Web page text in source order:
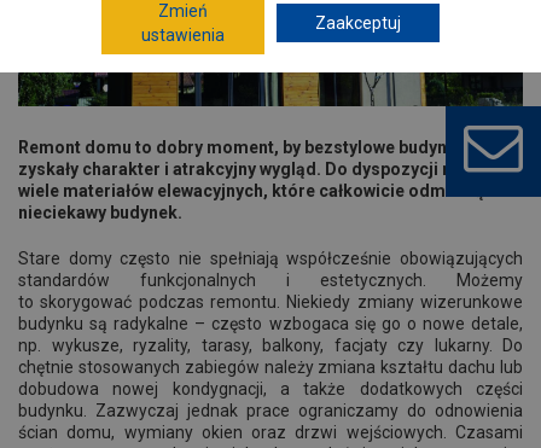
Remont domu to dobry moment, by bezstylowe budynki
zyskały charakter i atrakcyjny wygląd. Do dyspozycji mamy
wiele materiałów elewacyjnych, które całkowicie odmienią
nieciekawy budynek.
Stare domy często nie spełniają współcześnie obowiązujących
standardów funkcjonalnych i estetycznych. Możemy
to skorygować podczas remontu. Niekiedy zmiany wizerunkowe
budynku są radykalne – często wzbogaca się go o nowe detale,
np. wykusze, ryzality, tarasy, balkony, facjaty czy lukarny. Do
chętnie stosowanych zabiegów należy zmiana kształtu dachu lub
dobudowa nowej kondygnacji, a także dodatkowych części
budynku. Zazwyczaj jednak prace ograniczamy do odnowienia
ścian domu, wymiany okien oraz drzwi wejściowych. Czasami
Zmień
ustawienia
Zaakceptuj